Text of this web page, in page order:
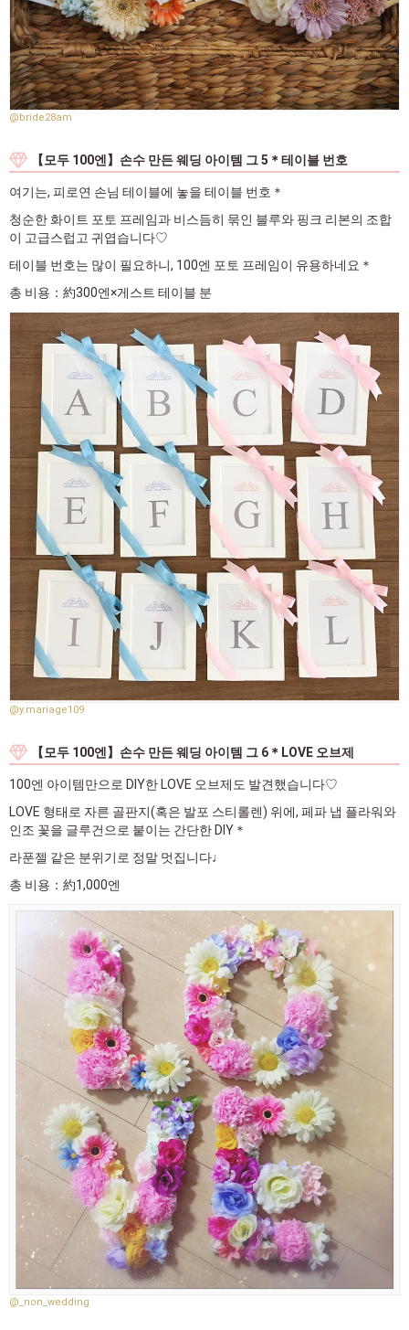
@bride28am
【모두 100엔】손수 만든 웨딩 아이템 그 5＊테이블 번호
여기는, 피로연 손님 테이블에 놓을 테이블 번호＊
청순한 화이트 포토 프레임과 비스듬히 묶인 블루와 핑크 리본의 조합
이 고급스럽고 귀엽습니다♡
테이블 번호는 많이 필요하니, 100엔 포토 프레임이 유용하네요＊
총 비용：約300엔×게스트 테이블 분
@y.mariage109
【모두 100엔】손수 만든 웨딩 아이템 그 6＊LOVE 오브제
100엔 아이템만으로 DIY한 LOVE 오브제도 발견했습니다♡
LOVE 형태로 자른 골판지(혹은 발포 스티롤렌) 위에, 페파 냅 플라워와
인조 꽃을 글루건으로 붙이는 간단한 DIY＊
라푼젤 같은 분위기로 정말 멋집니다♩
총 비용：約1,000엔
@_non_wedding